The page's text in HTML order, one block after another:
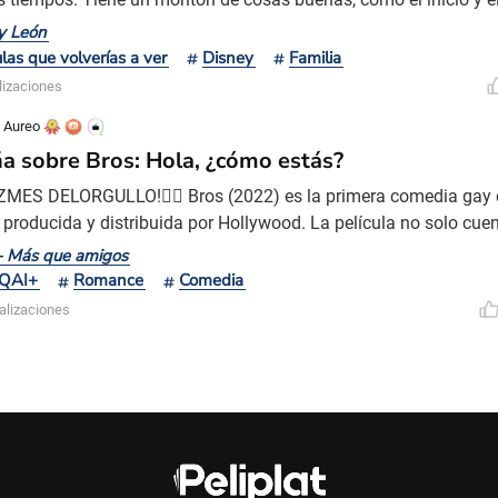
el desarrollo de la película, en la que el protagonista
que solo siente admiración hacia su padre y quiere ser un rey
a ser un león que desea
León
que volverías a ver
Disney Familia
sobre Bros: Hola, ¿cómo estás?
DELORGULLO!🏳️‍🌈 Bros (2022) es la primera comedia
producida y distribuida por Hollywood. La película no solo
personas del mismo sexo, sino que también transmite la
y el ambiente social que debería existir en un entorno diverso
grandes ventas de taquilla luego
Más que amigos
Romance Comedia